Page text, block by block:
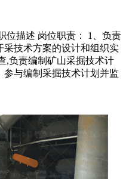
位描述 岗位职责： 1、负责
采技术方案的设计和组织实
,负责编制矿山采掘技术计
参与编制采掘技术计划并监